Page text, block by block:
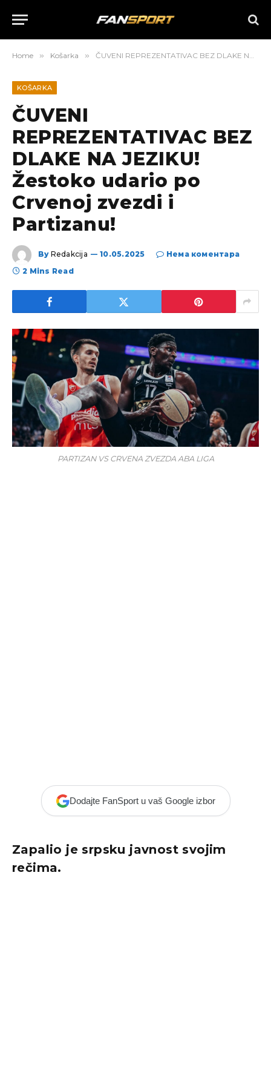
Home » Košarka » ČUVENI REPREZENTATIVAC BEZ DLAKE NA JEZIKU! Žestoko udario po Crvenoj zvezdi i Partizanu!
KOŠARKA
ČUVENI
REPREZENTATIVAC BEZ
DLAKE NA JEZIKU!
Žestoko udario po
Crvenoj zvezdi i
Partizanu!
By Redakcija 10.05.2025
Нема коментара
2 Mins Read
PARTIZAN VS CRVENA ZVEZDA ABA LIGA
Dodajte FanSport u vaš Google izbor
Zapalio je srpsku javnost svojim
rečima.